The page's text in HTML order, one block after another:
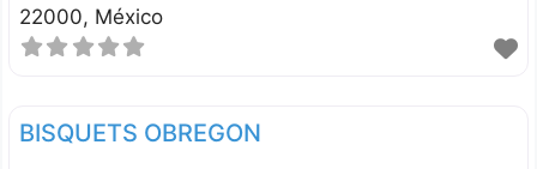
22000 México
BISQUETS OBREGON